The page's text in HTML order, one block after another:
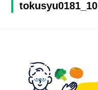
tokusyu0181_10